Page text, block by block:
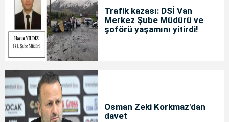
Trafik kazası: DSİ Van
Merkez Şube Müdürü ve
şoförü yaşamını yitirdi!
Osman Zeki Korkmaz'dan
davet